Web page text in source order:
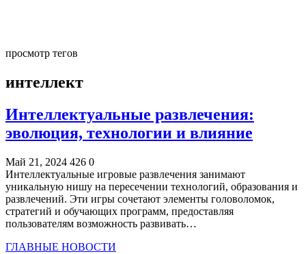
просмотр тегов
интеллект
Интеллектуальные развлечения:
эволюция, технологии и влияние
Май 21, 2024 426 0
Интеллектуальные игровые развлечения занимают
уникальную нишу на пересечении технологий, образования и
развлечений. Эти игры сочетают элементы головоломок,
стратегий и обучающих программ, предоставляя
пользователям возможность развивать…
ГЛАВНЫЕ НОВОСТИ